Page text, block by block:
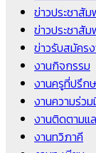
ข่าวประชาสั
ข่าวประชาสั
ข่าวรับสมัคร
งานกิจกรรม
งานครูที่ปรึก
งานความร่ว
งานติดตามแ
งานทวิภาคี